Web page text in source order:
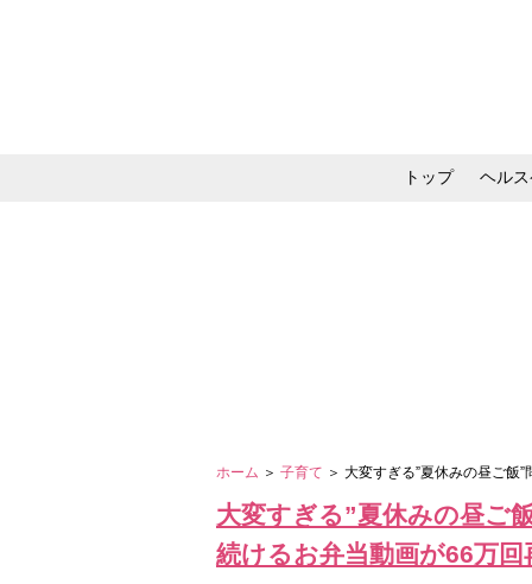
トップ ヘル
ホーム ＞ 子育て ＞ 大変すぎる”夏休みの昼ご
大変すぎる”夏休みの昼ご
続けるお弁当動画が66万